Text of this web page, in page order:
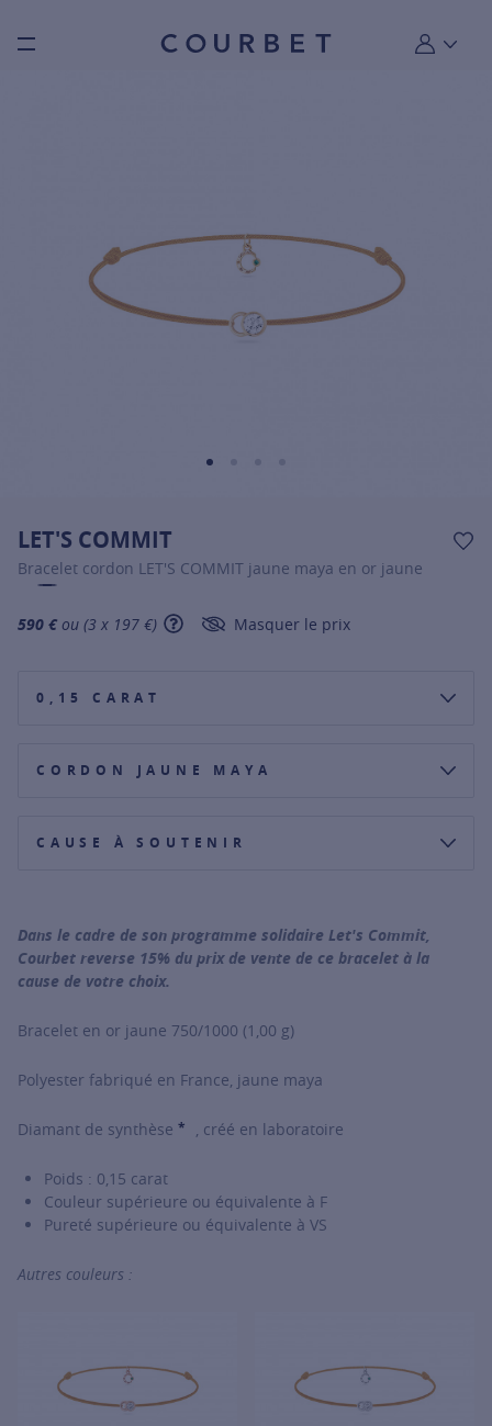
Burger toggle menu Mon
LET'S COMMIT
Bracelet cordon LET'S COMMIT jaune maya en or jaune
590 € ou (3 x 197 €) SHOW TOOLTIP
Masquer le prix
0,15 CARAT
CORDON JAUNE MAYA
CAUSE À SOUTENIR
Dans le cadre de son programme solidaire Let's Commit,
Courbet reverse 15% du prix de vente de ce bracelet à la
cause de votre choix.
Bracelet en or jaune 750/1000 (1,00 g)
Polyester fabriqué en France, jaune maya
Diamant de synthèse * SHOW TOOLTIP
, créé en laboratoire
Poids : 0,15 carat
Couleur supérieure ou équivalente à F
Pureté supérieure ou équivalente à VS
Autres couleurs :